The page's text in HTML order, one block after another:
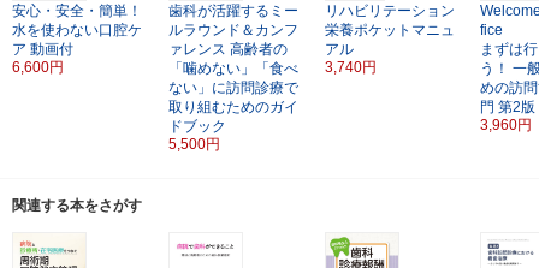
安心・安全・簡単！
水を使わない口腔ケ
ア 動画付
6,600円
歯科が活躍するミー
ルラウンド＆カンフ
ァレンス 高齢者の
「噛めない」「食べ
ない」に訪問診療で
取り組むためのガイ
ドブック
5,500円
リハビリテーション
栄養ポケットマニュ
アル
3,740円
fice
まずは
う！
一
めの訪
門 第2版
3,960円
関連する本をさがす